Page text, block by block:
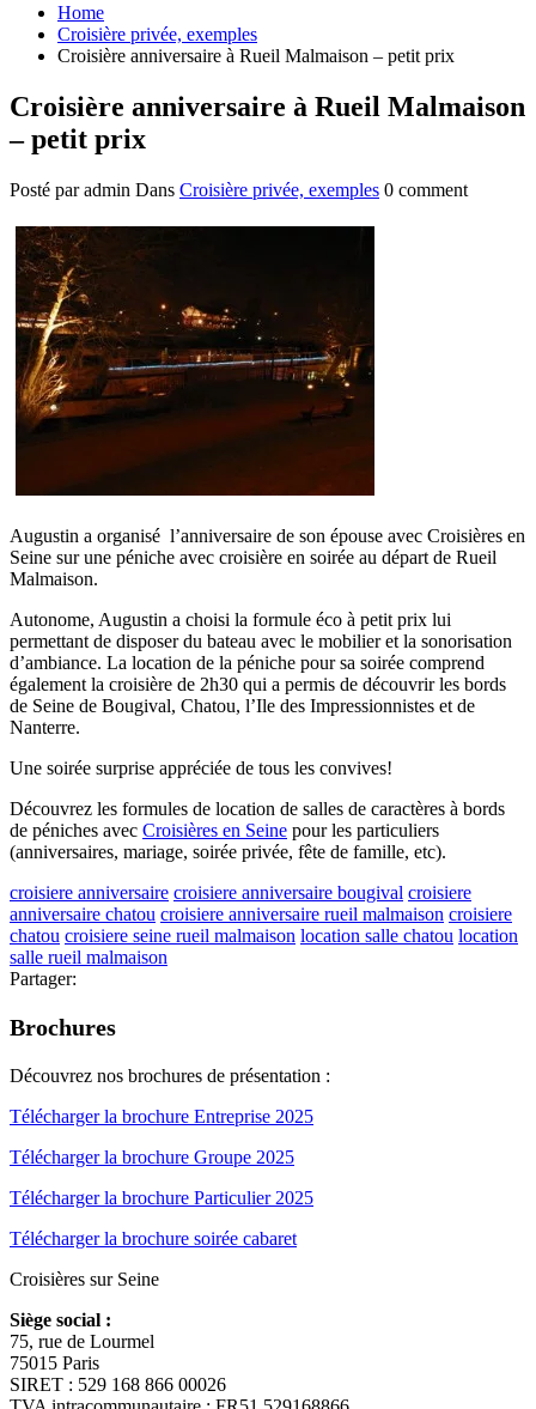
Home
Croisière privée, exemples
Croisière anniversaire à Rueil Malmaison – petit prix
Croisière anniversaire à Rueil Malmaison
– petit prix
Posté par admin Dans Croisière privée, exemples 0 comment
Augustin a organisé l’anniversaire de son épouse avec Croisières en
Seine sur une péniche avec croisière en soirée au départ de Rueil
Malmaison.
Autonome, Augustin a choisi la formule éco à petit prix lui
permettant de disposer du bateau avec le mobilier et la sonorisation
d’ambiance. La location de la péniche pour sa soirée comprend
également la croisière de 2h30 qui a permis de découvrir les bords
de Seine de Bougival, Chatou, l’Ile des Impressionnistes et de
Nanterre.
Une soirée surprise appréciée de tous les convives!
Découvrez les formules de location de salles de caractères à bords
de péniches avec Croisières en Seine pour les particuliers
(anniversaires, mariage, soirée privée, fête de famille, etc).
croisiere anniversaire croisiere anniversaire bougival croisiere
anniversaire chatou croisiere anniversaire rueil malmaison croisiere
chatou croisiere seine rueil malmaison location salle chatou location
salle rueil malmaison
Partager:
Brochures
Découvrez nos brochures de présentation :
Télécharger la brochure Entreprise 2025
Télécharger la brochure Groupe 2025
Télécharger la brochure Particulier 2025
Télécharger la brochure soirée cabaret
Croisières sur Seine
Siège social :
75, rue de Lourmel
75015 Paris
SIRET : 529 168 866 00026